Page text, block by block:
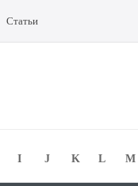
Статьи
I J K L M